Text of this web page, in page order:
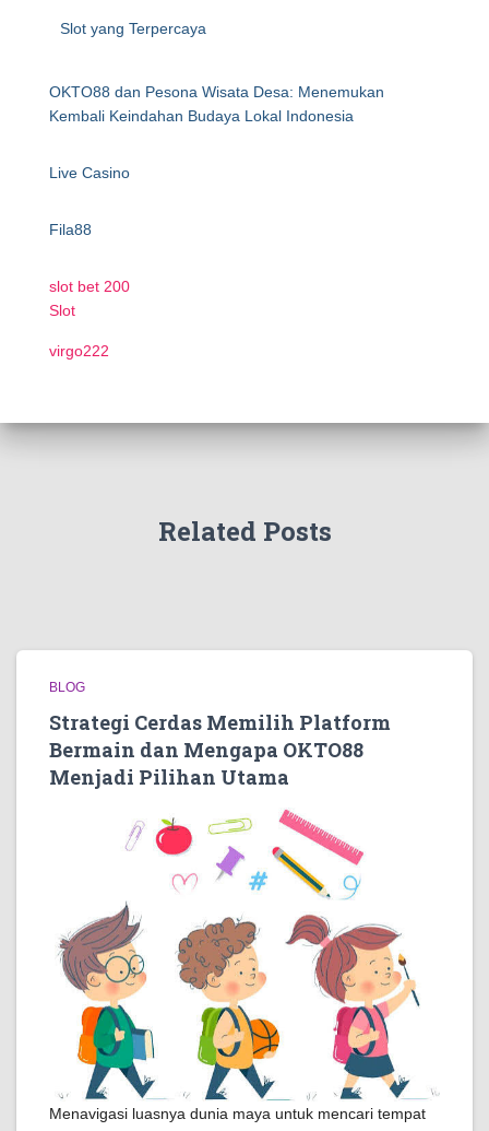
Slot yang Terpercaya
OKTO88 dan Pesona Wisata Desa: Menemukan
Kembali Keindahan Budaya Lokal Indonesia
Live Casino
Fila88
slot bet 200
Slot
virgo222
Related Posts
BLOG
Strategi Cerdas Memilih Platform
Bermain dan Mengapa OKTO88
Menjadi Pilihan Utama
Menavigasi luasnya dunia maya untuk mencari tempat